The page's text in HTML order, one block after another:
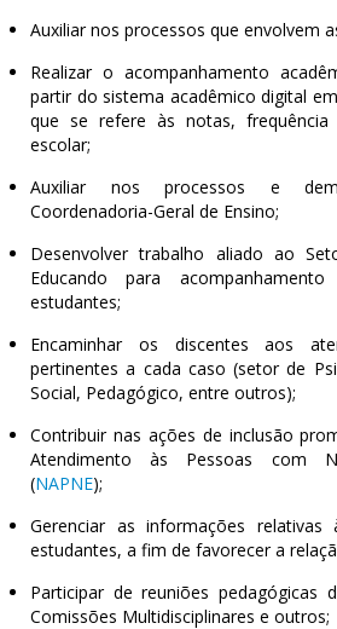
Auxiliar nos processos que envolvem
Realizar o acompanhamento
partir do sistema acadêmico digital
que se refere às notas,
escolar;
Auxiliar nos processos e
Coordenadoria-Geral de Ensino;
Desenvolver trabalho aliado ao
Educando para
estudantes;
Encaminhar os discentes aos
pertinentes a cada caso (setor de
Social, Pedagógico, entre outros);
Contribuir nas ações de inclusão
Atendimento às Pessoas com
(NAPNE);
Gerenciar as informações
estudantes, a fim de favorecer a
Participar de reuniões pedagógicas
Comissões Multidisciplinares e outros;